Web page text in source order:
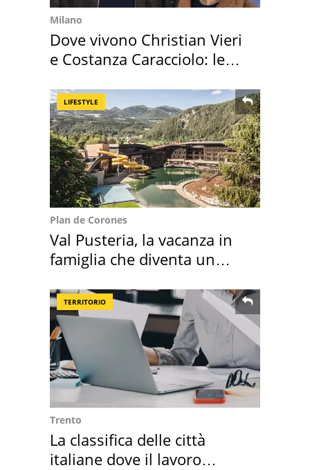
Milano
Dove vivono Christian Vieri
e Costanza Caracciolo: le
LIFESTYLE
Plan de Corones
Val Pusteria, la vacanza in
famiglia che diventa un
TERRITORIO
Trento
La classifica delle città
italiane dove il lavoro